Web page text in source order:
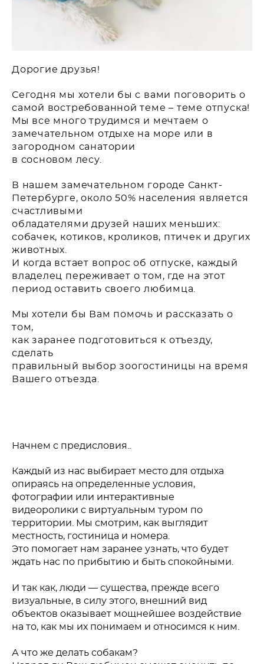
Дорогие друзья!
Сегодня мы хотели бы с вами поговорить о
самой востребованной теме – теме отпуска!
Мы все много трудимся и мечтаем о
замечательном отдыхе на море или в
загородном санатории
в сосновом лесу.
В нашем замечательном городе Санкт-
Петербурге, около 50% населения является
счастливыми
обладателями друзей наших меньших:
собачек, котиков, кроликов, птичек и других
животных.
И когда встает вопрос об отпуске, каждый
владелец переживает о том, где на этот
период оставить своего любимца.
Мы хотели бы Вам помочь и рассказать о
том,
как заранее подготовиться к отъезду,
сделать
правильный выбор зоогостиницы на время
Вашего отъезда.
Начнем с предисловия..
Каждый из нас выбирает место для отдыха
опираясь на определенные условия,
фотографии или интерактивные
видеоролики с виртуальным туром по
территории. Мы смотрим, как выглядит
местность, гостиница и номера.
Это помогает нам заранее узнать, что будет
ждать нас по прибытию и быть спокойными.
И так как, люди — существа, прежде всего
визуальные, в силу этого, внешний вид
объектов оказывает мощнейшее воздействие
на то, как мы их понимаем и относимся к ним.
А что же делать собакам?